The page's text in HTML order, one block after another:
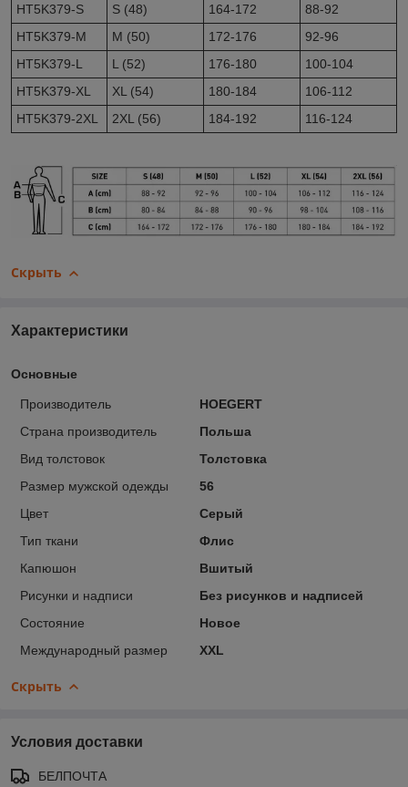
HT5K379-S
S (48) 164-172
88-92
HT5K379-M
M (50) 172-176
92-96
HT5K379-L
L (52) 176-180
100-104
HT5K379-XL
XL (54) 180-184
106-112
HT5K379-2XL
2XL (56) 184-192 116-124
Скрыть
Характеристики
Основные
Производитель
HOEGERT
Страна производитель
Польша
Вид толстовок
Толстовка
Размер мужской одежды
56
Цвет
Серый
Тип ткани
Флис
Капюшон
Вшитый
Рисунки и надписи
Без рисунков и надписей
Состояние
Новое
Международный размер
XXL
Скрыть
Условия доставки
БЕЛПОЧТА